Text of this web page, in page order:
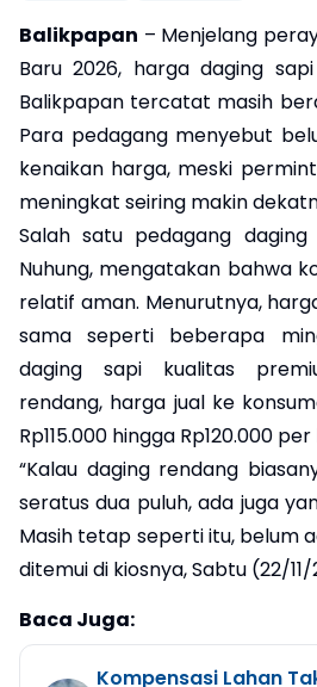
Balikpapan – Menjelang
Baru 2026, harga daging
Balikpapan tercatat masih
Para pedagang menyebut
kenaikan harga, meski
meningkat seiring makin
Salah satu pedagang daging
Nuhung, mengatakan bahwa
relatif aman. Menurutnya,
sama seperti beberapa
daging sapi kualitas
rendang, harga jual ke
Rp115.000 hingga Rp120.000
“Kalau daging rendang
seratus dua puluh, ada juga
Masih tetap seperti itu, belum
ditemui di kiosnya, Sabtu (22/
Baca Juga:
Kompensasi Lahan